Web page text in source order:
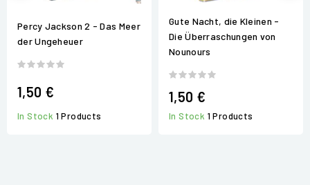
Percy Jackson 2 - Das Meer
der Ungeheuer
1,50 €
In Stock 1 Products
Gute Nacht, die Kleinen -
Die Überraschungen von
Nounours
1,50 €
In Stock 1 Products